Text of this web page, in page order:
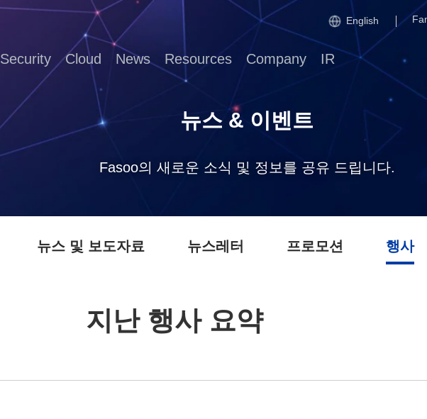
English
Security Cloud News Resources Company IR
뉴스 & 이벤트
Fasoo의 새로운 소식 및 정보를 공유 드립니다.
뉴스 및 보도자료 뉴스레터 프로모션 행사
지난 행사 요약